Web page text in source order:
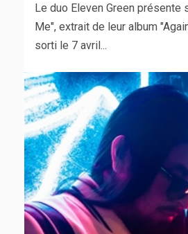
Le duo Eleven Green présente
Me", extrait de leur album
sorti le 7 avril...